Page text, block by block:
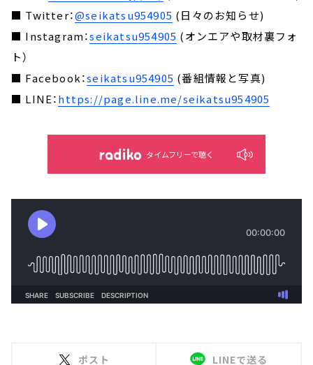
■ Twitter：@seikatsu954905 (日々のお知らせ)
■ Instagram：seikatsu954905 (オンエアや取材裏フォ
ト）
■ Facebook：seikatsu954905 (番組情報と写真)
■ LINE：https://page.line.me/seikatsu954905
タイムフリーで聴く
ポスト LINEで送る